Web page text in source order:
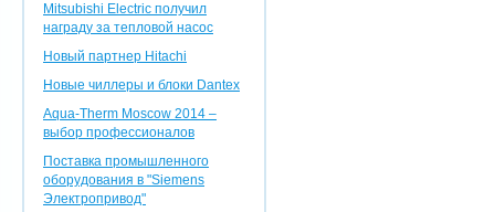
Mitsubishi Electric получил
награду за тепловой насос
Новый партнер Hitachi
Новые чиллеры и блоки Dantex
Aqua-Therm Moscow 2014 –
выбор профессионалов
Поставка промышленного
оборудования в "Siemens
Электропривод"